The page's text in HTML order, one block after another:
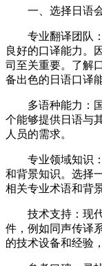
一、选择日语会
专业翻译团队：
良好的口译能力。
司至关重要。了解
备出色的日语口译
多语种能力：国
个能够提供日语与
人员的需求。
专业领域知识：
和背景知识。选择
相关专业术语和背
技术支持：现代
件，例如同声传译
的技术设备和经验